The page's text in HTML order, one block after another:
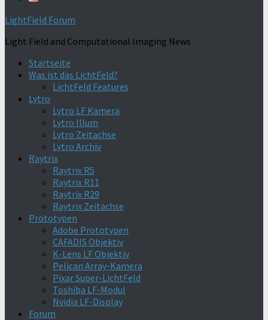
LightField Forum
Light Field and Computational Imaging News
Startseite
Was ist das LichtFeld?
LichtFeld Features
Lytro
Lytro LF Kamera
Lytro Illum
Lytro Zeitachse
Lytro Archiv
Raytrix
Raytrix R5
Raytrix R11
Raytrix R29
Raytrix Zeitachse
Prototypen
Adobe Prototypen
CAFADIS Objektiv
K-Lens LF Objektiv
Pelican Array-Kamera
Pixar Super-LichtFeld
Toshiba LF-Modul
Nvidia LF-Display
Forum